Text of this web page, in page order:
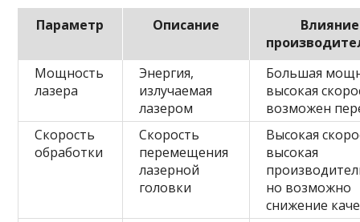
Параметр Описание
Мощность
лазера
Энергия,
излучаемая
лазером
Большая
высокая
возможен
Скорость
обработки
Скорость
перемещения
лазерной
головки
Высокая
высокая
но возможно
снижение